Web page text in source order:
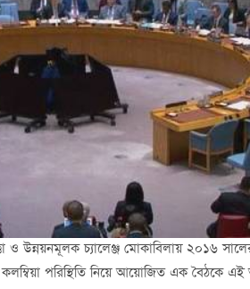
উন্নয়নমূলক চ্যালেঞ্জ মোকাবিলায় ২০১৬ সালের
কলম্বিয়া পরিস্থিতি নিয়ে আয়োজিত এক বৈঠকে